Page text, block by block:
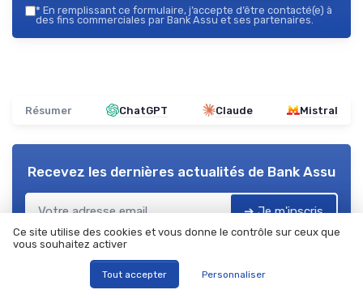
* En remplissant ce formulaire, j’accepte d’être contacté(e) à
des fins commerciales par Bank Assu et ses partenaires.
Résumer ChatGPT Claude Mistral
Recevez les dernières actualités de Bank Assu
➔ Je m'inscris
*En remplissant ce formulaire, j’accepte d’être contacté(e) à
des fins commerciales par Bank Assu et ses partenaires.
Ce site utilise des cookies et vous donne le contrôle sur ceux que
vous souhaitez activer
Tout accepter Personnaliser